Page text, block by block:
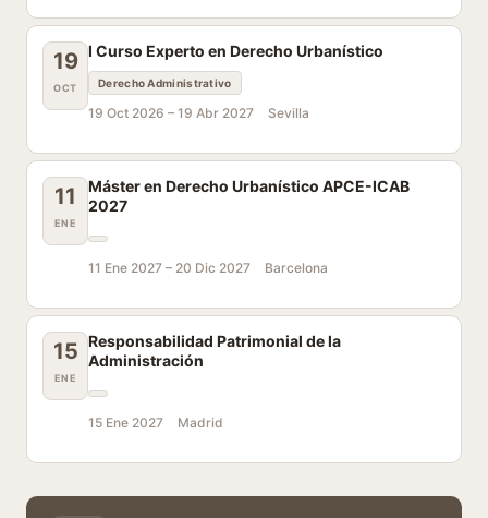
19
OCT
I Curso Experto en Derecho Urbanístico
Derecho Administrativo
19 Oct 2026 – 19 Abr 2027 Sevilla
11
ENE
Máster en Derecho Urbanístico APCE-ICAB
2027
11 Ene 2027 – 20 Dic 2027 Barcelona
15
ENE
Responsabilidad Patrimonial de la
Administración
15 Ene 2027 Madrid